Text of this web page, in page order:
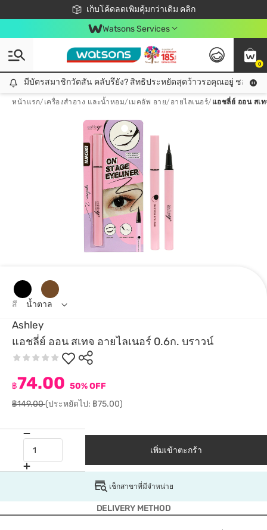
เก็บโค้ดลดเพิ่มคุ้มกว่าเดิม คลิก
ชอปออนไลน์ครั้งแรก ลดเพิ่มจุก ๆ 10%! 🎉
📦ส่งฟรี! เมื่อชอป 499฿
สมาชิกวัตสัน คลับดียังไง?
Watsons Services
0
มีบัตรสมาชิกวัตสัน คลับรึยัง? สิทธิประหยัดสุดว้าวรอคุณอยู่ ชอปคุ้มกว่าเดิม คลิก!
มีบัตรสมาชิกวัตสัน คลับรึยัง? สิทธิประหยัดสุดว้าวรอคุณอยู่ ชอปคุ้มก
หน้าแรก/ เครื่องสำอาง และน้ำหอม/ เมคอัพ อาย/ อายไลเนอร์/ แอชลี่ย์ ออน สเ
Ashley
แอชลี่ย์ ออน สเทจ อายไลเนอร์ 0.6ก. บราวน์
฿74.00 50% OFF
฿149.00(ประหยัดไป: ฿75.00)
สี น้ำตาล
เพิ่มเข้าตะกร้า
เช็กสาขาที่มีจำหน่าย
DELIVERY METHOD